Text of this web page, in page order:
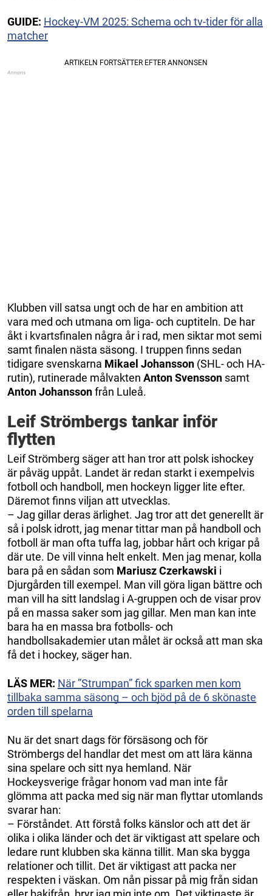
GUIDE: Hockey-VM 2025: Schema och tv-tider för alla
matcher
Klubben vill satsa ungt och de har en ambition att
vara med och utmana om liga- och cuptiteln. De har
åkt i kvartsfinalen några år i rad, men siktar mot semi
samt finalen nästa säsong. I truppen finns sedan
tidigare svenskarna Mikael Johansson (SHL- och HA-
rutin), rutinerade målvakten Anton Svensson samt
Anton Johanssonfrån Luleå.
Leif Strömbergs tankar inför
flytten
Leif Strömberg säger att han tror att polsk ishockey
är påväg uppåt. Landet är redan starkt i exempelvis
fotboll och handboll, men hockeyn ligger lite efter.
Däremot finns viljan att utvecklas.
– Jag gillar deras ärlighet. Jag tror att det generellt är
så i polsk idrott, jag menar tittar man på handboll och
fotboll är man ofta tuffa lag, jobbar hårt och krigar på
där ute. De vill vinna helt enkelt. Men jag menar, kolla
bara på en sådan som Mariusz Czerkawski i
Djurgården till exempel. Man vill göra ligan bättre och
man vill ha sitt landslag i A-gruppen och de visar prov
på en massa saker som jag gillar. Men man kan inte
bara ha en massa bra fotbolls- och
handbollsakademier utan målet är också att man ska
få det i hockey, säger han.
LÄS MER: När ”Strumpan” fick sparken men kom
tillbaka samma säsong – och bjöd på de 6 skönaste
orden till spelarna
Nu är det snart dags för försäsong och för
Strömbergs del handlar det mest om att lära känna
sina spelare och sitt nya hemland. När
Hockeysverige frågar honom vad man inte får
glömma att packa med sig när man flyttar utomlands
svarar han:
– Förståndet. Att förstå folks känslor och att det är
olika i olika länder och det är viktigast att spelare och
ledare runt klubben ska känna tillit. Man ska bygga
relationer och tillit. Det är viktigast att packa ner
respekten i väskan. Om nån pissar på mig från sidan